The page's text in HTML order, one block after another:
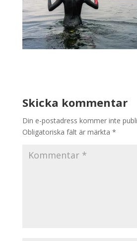
Skicka kommentar
Din e-postadress kommer inte
Obligatoriska fält är märkta *